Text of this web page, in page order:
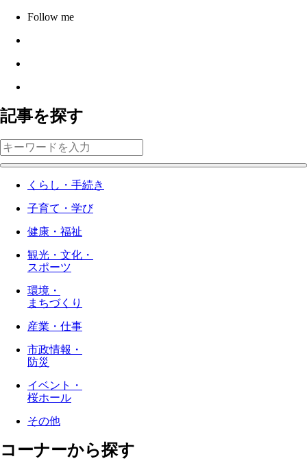
Follow me
記事を探す
くらし・手続き
子育て・学び
健康・福祉
観光・文化・
スポーツ
環境・
まちづくり
産業・仕事
市政情報・
防災
イベント・
桜ホール
その他
コーナーから探す